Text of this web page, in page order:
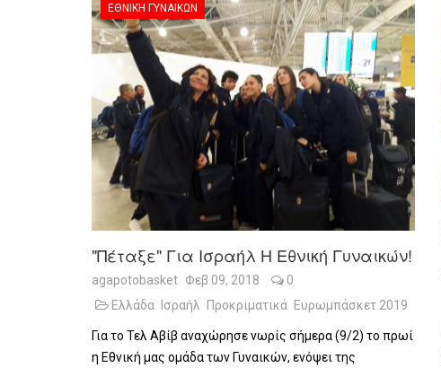
ΕΘΝΙΚΉ ΓΥΝΑΙΚΏΝ
"Πέταξε" Για Ισραήλ Η Εθνική Γυναικών!
agapotobasket Φεβ 09, 2018
0
Ελλάδα
Ισραήλ Προκριματικά Ευρωμπάσκετ 2019
Για το Τελ Αβίβ αναχώρησε νωρίς σήμερα (9/2) το πρωί
η Εθνική μας ομάδα των Γυναικών, ενόψει της